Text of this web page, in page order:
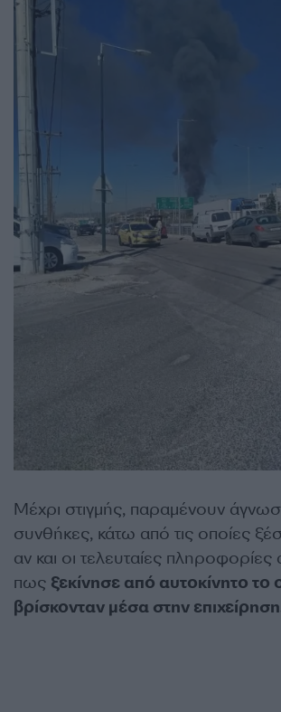
Μέχρι στιγμής, παραμένουν
συνθήκες, κάτω από τις οποίες
αν και οι τελευταίες
πως ξεκίνησε από αυτοκίνητο το
βρίσκονταν μέσα στην